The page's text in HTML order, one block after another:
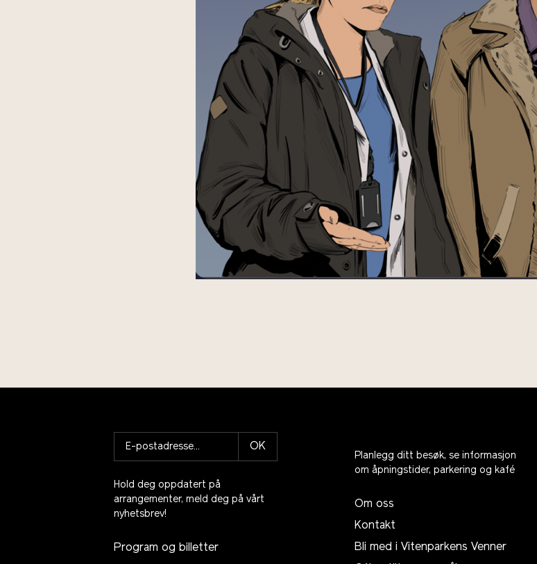
OK
Hold deg oppdatert på
arrangementer, meld deg på vårt
nyhetsbrev!
Program og billetter
Planlegg ditt besøk, se informasjon
om åpningstider, parkering og kafé
Om oss
Kontakt
Bli med i Vitenparkens Venner